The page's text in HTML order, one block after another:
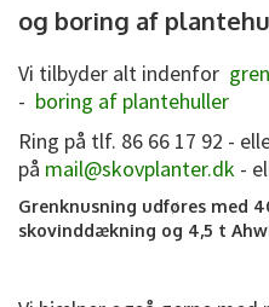
og boring af
Vi tilbyder alt indenfor
- boring af plantehuller
Ring på tlf. 86 66 17 92 -
på mail@skovplanter.dk -
Grenknusning udføres med
skovinddækning og 4,5 t